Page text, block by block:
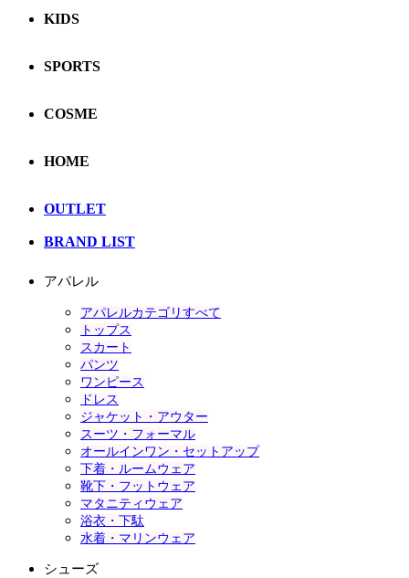
KIDS
SPORTS
COSME
HOME
OUTLET
BRAND LIST
アパレル
アパレルカテゴリすべて
トップス
スカート
パンツ
ワンピース
ドレス
ジャケット・アウター
スーツ・フォーマル
オールインワン・セットアップ
下着・ルームウェア
靴下・フットウェア
マタニティウェア
浴衣・下駄
水着・マリンウェア
シューズ